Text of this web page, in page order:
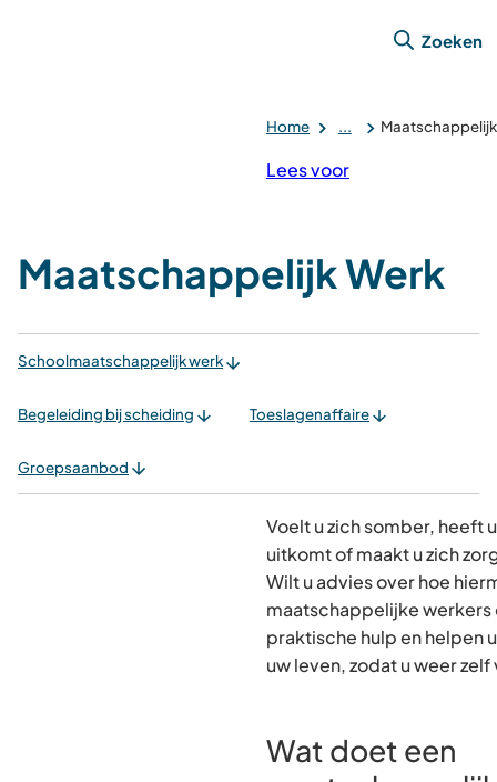
Zoeken
Home ...
Lees voor
Maatschappelijk Werk
Schoolmaatschappelijk werk
Begeleiding bij scheiding Toeslagenaffaire
Groepsaanbod
Voelt u zich somber, heeft
uitkomt of maakt u zich
Wilt u advies over hoe
maatschappelijke
praktische hulp en helpen
uw leven, zodat u weer
Wat doet een